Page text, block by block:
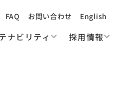
FAQ お問い合わせ English
ナビリティ 採用情報